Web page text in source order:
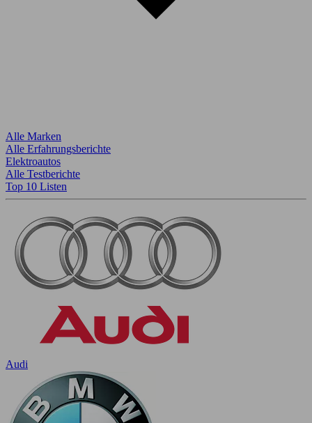
Alle Marken
Alle Erfahrungsberichte
Elektroautos
Alle Testberichte
Top 10 Listen
Audi